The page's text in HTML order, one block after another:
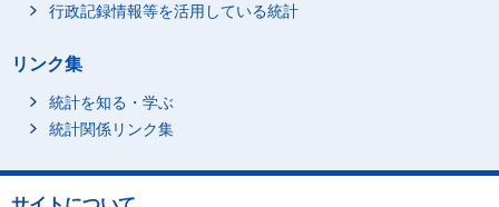
行政記録情報等を活用している統計
リンク集
統計を知る・学ぶ
統計関係リンク集